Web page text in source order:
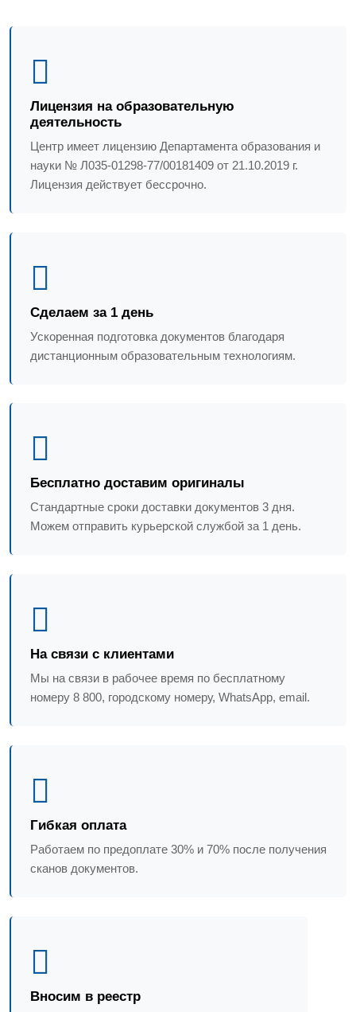
Лицензия на образовательную
деятельность
Центр имеет лицензию Департамента образования и
науки № Л035-01298-77/00181409 от 21.10.2019 г.
Лицензия действует бессрочно.
Сделаем за 1 день
Ускоренная подготовка документов благодаря
дистанционным образовательным технологиям.
Бесплатно доставим оригиналы
Стандартные сроки доставки документов 3 дня.
Можем отправить курьерской службой за 1 день.
На связи с клиентами
Мы на связи в рабочее время по бесплатному
номеру 8 800, городскому номеру, WhatsApp, email.
Гибкая оплата
Работаем по предоплате 30% и 70% после получения
сканов документов.
Вносим в реестр